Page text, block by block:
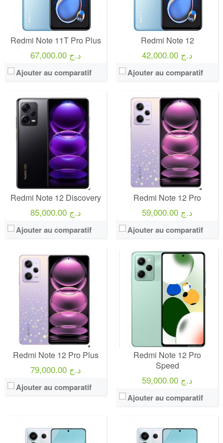
Redmi Note 11T Pro Plus
67,000.00 د.ج
Ajouter au comparatif
Redmi Note 12
42,000.00 د.ج
Ajouter au comparatif
Redmi Note 12 Discovery
85,000.00 د.ج
Ajouter au comparatif
Redmi Note 12 Pro
59,000.00 د.ج
Ajouter au comparatif
Redmi Note 12 Pro Plus
79,000.00 د.ج
Ajouter au comparatif
Redmi Note 12 Pro
Speed
59,000.00 د.ج
Ajouter au comparatif